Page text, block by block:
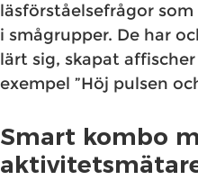
läsförståelsefrågor
i smågrupper. De har
lärt sig, skapat
exempel ”Höj pulsen
​Smart kombo